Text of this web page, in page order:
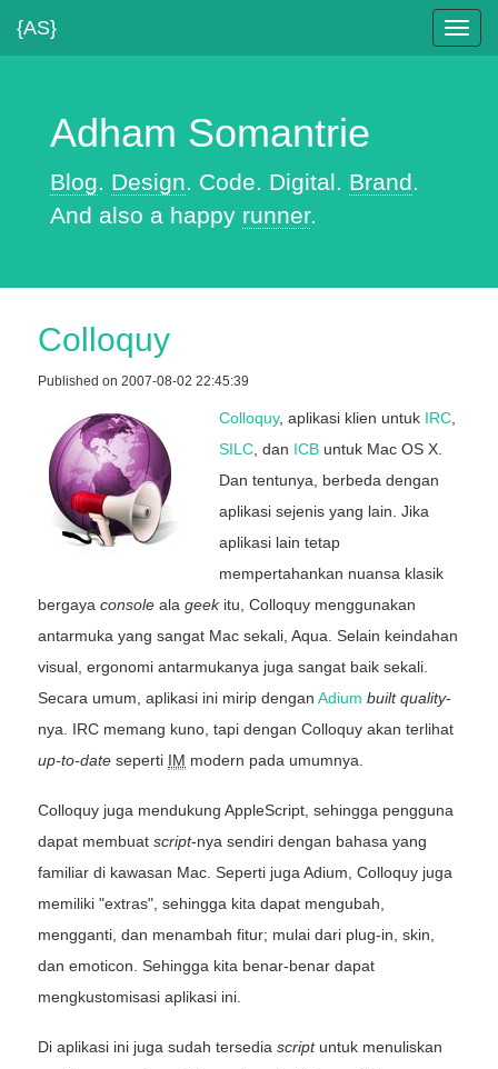
{AS}
Adham Somantrie
Blog. Design. Code. Digital. Brand.
And also a happy runner.
Colloquy
Published on 2007-08-02 22:45:39
Colloquy, aplikasi klien untuk IRC
SILC , dan ICB untuk Mac OS X.
Dan tentunya, berbeda dengan
aplikasi sejenis yang lain. Jika
aplikasi lain tetap
mempertahankan nuansa klasik
bergaya console ala geekitu, Colloquy menggunakan
antarmuka yang sangat Mac sekali, Aqua. Selain keindahan
visual, ergonomi antarmukanya juga sangat baik sekali.
Secara umum, aplikasi ini mirip dengan Adium built quality-
nya. IRC memang kuno, tapi dengan Colloquy akan terlihat
up-to-date seperti IM modern pada umumnya.
Colloquy juga mendukung AppleScript, sehingga pengguna
dapat membuat script-nya sendiri dengan bahasa yang
familiar di kawasan Mac. Seperti juga Adium, Colloquy juga
memiliki "extras", sehingga kita dapat mengubah,
mengganti, dan menambah fitur; mulai dari plug-in, skin,
dan emoticon. Sehingga kita benar-benar dapat
mengkustomisasi aplikasi ini.
Di aplikasi ini juga sudah tersedia scriptuntuk menuliskan